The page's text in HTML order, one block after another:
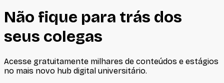
Não fique para trás dos
seus colegas
Acesse gratuitamente milhares de conteúdos e estágios
no mais novo hub digital universitário.